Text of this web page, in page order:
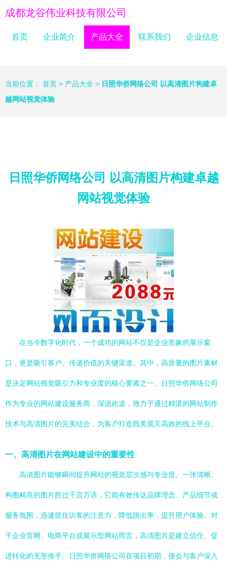
成都龙谷伟业科技有限公司
首页 企业简介 产品大全 联系我们 企业信息
当前位置： 首页 > 产品大全 > 日照华侨网络公司 以高清图片构建卓
越网站视觉体验
日照华侨网络公司 以高清图片构建卓越
网站视觉体验
在当今数字化时代，一个成功的网站不仅是企业形象的展示窗
口，更是吸引客户、传递价值的关键渠道。其中，高质量的图片素材
是决定网站视觉吸引力和专业度的核心要素之一。日照华侨网络公司
作为专业的网站建设服务商，深谙此道，致力于通过精湛的网站制作
技术与高清图片的完美结合，为客户打造既美观又高效的线上平台。
一、高清图片在网站建设中的重要性
高清图片能够瞬间提升网站的视觉层次感与专业度。一张清晰、
构图精良的图片胜过千言万语，它能有效传达品牌理念、产品细节或
服务氛围，迅速抓住访客的注意力，降低跳出率，提升用户体验。对
于企业官网、电商平台或展示型网站而言，高清图片是建立信任、促
进转化的无形推手。日照华侨网络公司在项目初期，便会与客户深入